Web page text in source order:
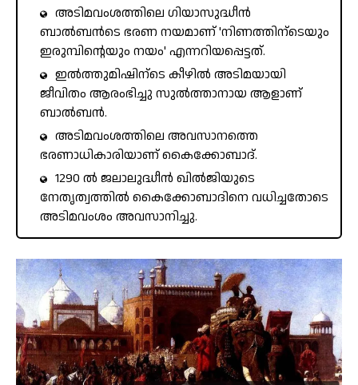
അടിമവംശത്തിലെ ഗിയാസുദ്ധീൻ
ബാൽബൻടെ ഭരണ നയമാണ് 'നിണത്തിന്ടെയും
ഇരുമ്പിന്റെയും നയം' എന്നറിയപ്പെട്ടത്.
ഇൽത്തുമിഷിന്ടെ കീഴിൽ അടിമയായി
ജീവിതം ആരംഭിച്ചു സുൽത്താനായ ആളാണ്
ബാൽബൻ.
അടിമവംശത്തിലെ അവസാനത്തെ
ഭരണാധികാരിയാണ് കൈക്കോബാദ്.
1290 ൽ ജലാലുദ്ധീൻ ഖിൽജിയുടെ
നേതൃത്വത്തിൽ കൈക്കോബാദിനെ വധിച്ചതോടെ
അടിമവംശം അവസാനിച്ചു.